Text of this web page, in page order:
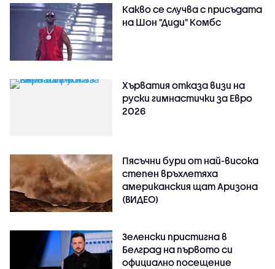
Какво се случва с присъдата
на Шон "Диди" Комбс
Хърватия отказа визи на
руски гимнастички за Евро
2026
Пясъчни бури от най-висока
степен връхлетяха
американския щат Аризона
(ВИДЕО)
Зеленски пристигна в
Белград на първото си
официално посещение